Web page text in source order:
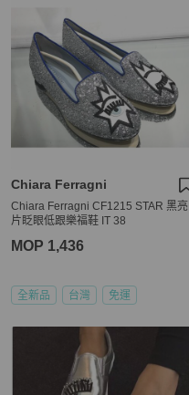
Chiara Ferragni
Chiara Ferragni CF1215 STAR 黑亮
片眨眼低跟樂福鞋 IT 38
MOP 1,436
全新品 台灣 免運